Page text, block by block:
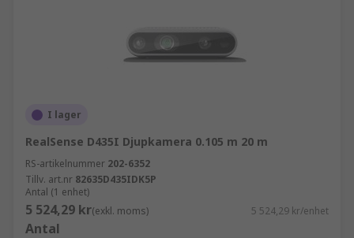
I lager
RealSense D435I Djupkamera 0.105 m 20 m
RS-artikelnummer 202-6352
Tillv. art.nr 82635D435IDK5P
Antal (1 enhet)
5 524,29 kr(exkl. moms) 5 524,29 kr/enhet
Antal